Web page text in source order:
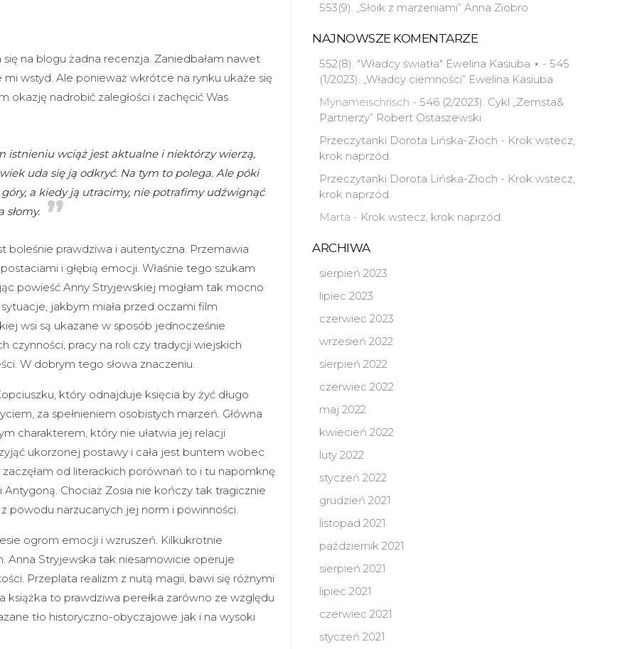
na blogu żadna recenzja. Zaniedbałam nawet
wstyd. Ale ponieważ wkrótce na rynku ukaże się
okazję nadrobić zaległości i zachęcić Was
istnieniu wciąż jest aktualne i niektórzy wierzą,
uda się ją odkryć. Na tym to polega. Ale póki
a kiedy ją utracimy, nie potrafimy udźwignąć
słomy.
boleśnie prawdziwa i autentyczna. Przemawia
i głębią emocji. Właśnie tego szukam
powieść Anny Stryjewskiej mogłam tak mocno
jakbym miała przed oczami film
wsi są ukazane w sposób jednocześnie
czynności, pracy na roli czy tradycji wiejskich
W dobrym tego słowa znaczeniu.
który odnajduje księcia by żyć długo
za spełnieniem osobistych marzeń. Główna
charakterem, który nie ułatwia jej relacji
ukorzonej postawy i cała jest buntem wobec
od literackich porównań to i tu napomknę
Chociaż Zosia nie kończy tak tragicznie
powodu narzucanych jej norm i powinności.
ogrom emocji i wzruszeń. Kilkukrotnie
Anna Stryjewska tak niesamowicie operuje
Przeplata realizm z nutą magii, bawi się różnymi
książka to prawdziwa perełka zarówno ze względu
tło historyczno-obyczajowe jak i na wysoki
553(9). „Słoik z marzeniami” Anna Ziobro
NAJNOWSZE KOMENTARZE
552(8). "Władcy światła" Ewelina Kasiuba ⋆ - 545
(1/2023). „Władcy ciemności” Ewelina Kasiuba
Mynameischrisch - 546 (2/2023). Cykl „Zemsta&
Partnerzy” Robert Ostaszewski
Przeczytanki Dorota Lińska-Złoch - Krok wstecz,
krok naprzód.
Przeczytanki Dorota Lińska-Złoch - Krok wstecz,
krok naprzód.
Marta - Krok wstecz, krok naprzód.
ARCHIWA
sierpień 2023
lipiec 2023
czerwiec 2023
wrzesień 2022
sierpień 2022
czerwiec 2022
maj 2022
kwiecień 2022
luty 2022
styczeń 2022
grudzień 2021
listopad 2021
październik 2021
sierpień 2021
lipiec 2021
czerwiec 2021
styczeń 2021